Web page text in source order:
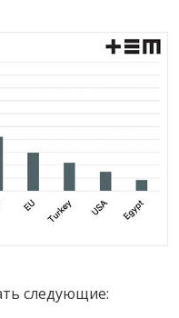
следующие: